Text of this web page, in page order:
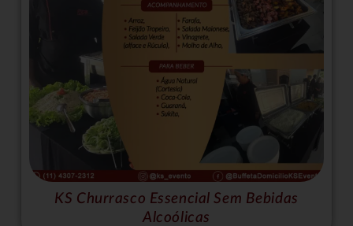
KS Churrasco Essencial Sem Bebidas
Alcoólicas